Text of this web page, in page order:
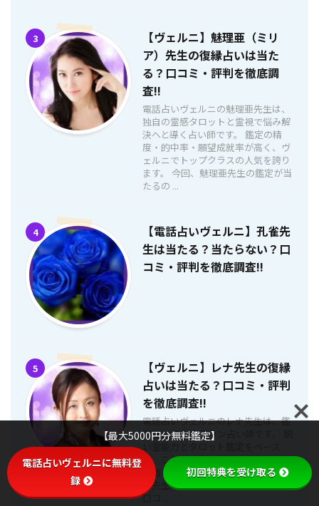
3
【ヴェルニ】魅理亜（ミリ
ア）先生の復縁占いは当た
る？口コミ・評判を徹底調
査!!
電話占いヴェルニの魅理亜先生は、
独自の霊感タロットと霊視で悩み解
決へと導く占い師です。 鑑定の精
度・的中率・願望成就率が高く、ヴ
ェルニでトップクラスの人気を誇り
ます。 今回、魅理亜先生の鑑定が当
たるの ...
4
【電話占いヴェルニ】孔雀先
生は当たる？当たらない？口
コミ・評判を徹底調査!!
5
【ヴェルニ】レナ先生の復縁
占いは当たる？口コミ・評判
を徹底調査!!
電話占いヴェルニのレナ先生は、鑑
定歴21年のベテラン占い師です。 鋭
い霊能力とタロット鑑定をベース
に、これまで多くの悩みを抱える相
談者を幸せへと導いて来ました。 レ
ナ先生の鑑定は本当に当たるのか、
口コ ...
【最大5000円分無料鑑定】
電話占いヴェルニに無料登
録
初回特典を受け取る